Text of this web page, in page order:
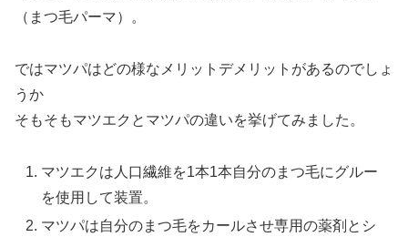
（まつ毛パーマ）。
ではマツパはどの様なメリットデメリットがあるのでしょ
うか
そもそもマツエクとマツパの違いを挙げてみました。
マツエクは人口繊維を1本1本自分のまつ毛にグルー
を使用して装置。
マツパは自分のまつ毛をカールさせ専用の薬剤とシ